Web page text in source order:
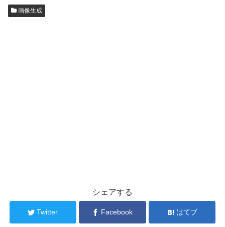
画像生成
シェアする
Twitter Facebook はてブ